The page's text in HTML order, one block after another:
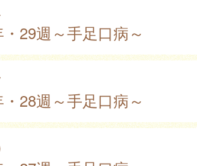
29週～手足口病～
28週～手足口病～